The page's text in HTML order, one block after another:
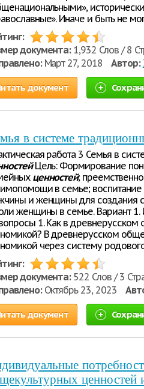
Иначе и быть не
документа:1,932 Слов / 8
Март 27, 2018 Автор:
документ
в системе
работа 3 Семья в
Цель: Формирование
ценностей;
в семье; воспитание
и женщины для создания
женщины в семье. Вариант 1.
1. Как в древнерусском
В древнерусском
через систему
документа:522 Слов / 3
Октябрь 23, 2023
документ
ценностей